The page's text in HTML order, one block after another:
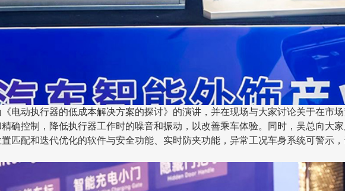
电动执行器的低成本解决方案的探讨》的演讲，并在现场与大家讨论关于在市
确控制，降低执行器工作时的噪音和振动，以改善乘车体验。同时，吴总向大
匹配和迭代优化的软件与安全功能、实时防夹功能，异常工况车身系统可警示